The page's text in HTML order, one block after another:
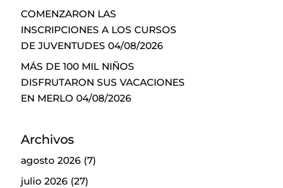
COMENZARON LAS
INSCRIPCIONES A LOS CURSOS
DE JUVENTUDES 04/08/2026
MÁS DE 100 MIL NIÑOS
DISFRUTARON SUS VACACIONES
EN MERLO 04/08/2026
Archivos
agosto 2026(7)
julio 2026(27)